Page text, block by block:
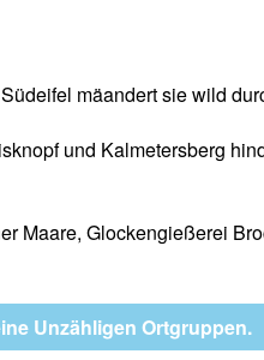
mäandert sie wild
und Kalmetersberg
Maare, Glockengießerei
Unzähligen Ortgruppen.